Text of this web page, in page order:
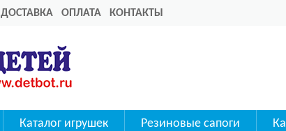
ДОСТАВКА ОПЛАТА КОНТАКТЫ
Каталог игрушек Резиновые сапоги